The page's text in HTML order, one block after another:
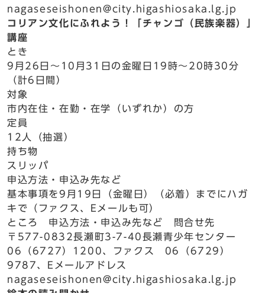
nagaseseishonen@city.higashiosaka.lg.jp
コリアン文化にふれよう！「チャンゴ（民族楽器）」
講座
とき
9月26日～10月31日の金曜日19時～20時30分
（計6日間）
対象
市内在住・在勤・在学（いずれか）の方
定員
12人（抽選）
持ち物
スリッパ
申込方法・申込み先など
基本事項を9月19日（金曜日）（必着）までにハガ
キで（ファクス、Eメールも可）
ところ 申込方法・申込み先など 問合せ先
〒577-0832長瀬町3-7-40長瀬青少年センター
06（6727）1200、ファクス 06（6729）
9787、Eメールアドレス
nagaseseishonen@city.higashiosaka.lg.jp